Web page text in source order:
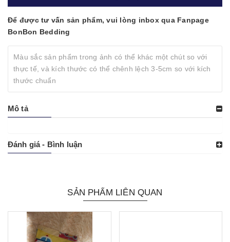
Để được tư vấn sản phẩm, vui lòng inbox qua Fanpage
BonBon Bedding
Màu sắc sản phẩm trong ảnh có thể khác một chút so với
thực tế, và kích thước có thể chênh lệch 3-5cm so với kích
thước chuẩn
Mô tả
Đánh giá - Bình luận
SẢN PHẨM LIÊN QUAN